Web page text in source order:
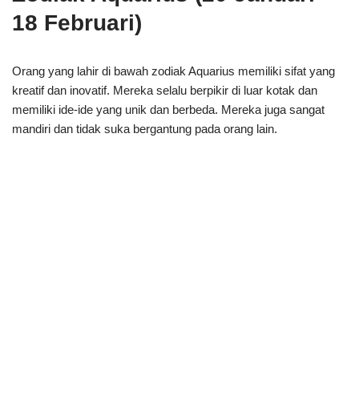
18 Februari)
Orang yang lahir di bawah zodiak Aquarius memiliki sifat yang
kreatif dan inovatif. Mereka selalu berpikir di luar kotak dan
memiliki ide-ide yang unik dan berbeda. Mereka juga sangat
mandiri dan tidak suka bergantung pada orang lain.